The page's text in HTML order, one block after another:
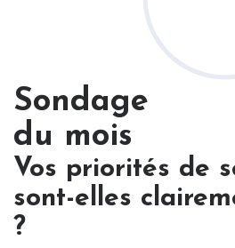
Sondage
du mois
Vos priorités de
sont-elles
?